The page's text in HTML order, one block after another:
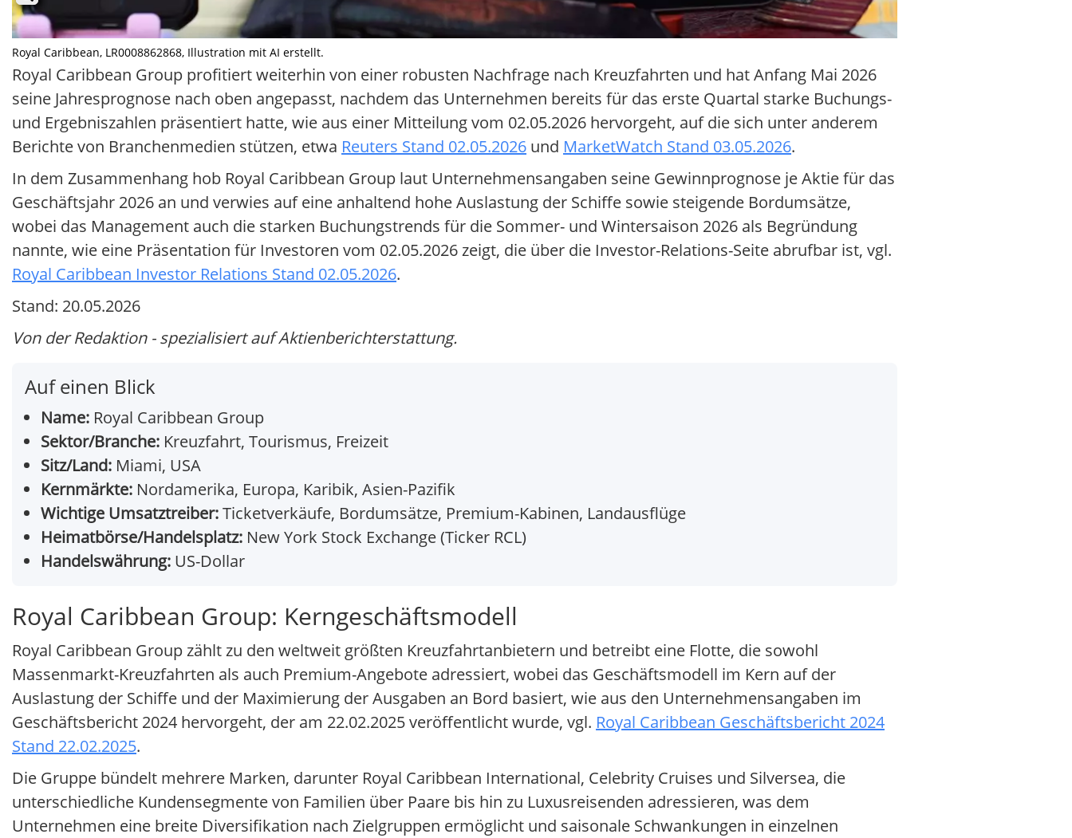
Royal Caribbean, LR0008862868, Illustration mit AI erstellt.
Royal Caribbean Group profitiert weiterhin von einer robusten Nachfrage nach Kreuzfahrten und hat Anfang Mai 2026
seine Jahresprognose nach oben angepasst, nachdem das Unternehmen bereits für das erste Quartal starke Buchungs-
und Ergebniszahlen präsentiert hatte, wie aus einer Mitteilung vom 02.05.2026 hervorgeht, auf die sich unter anderem
Berichte von Branchenmedien stützen, etwa Reuters Stand 02.05.2026 und MarketWatch Stand 03.05.2026.
In dem Zusammenhang hob Royal Caribbean Group laut Unternehmensangaben seine Gewinnprognose je Aktie für das
Geschäftsjahr 2026 an und verwies auf eine anhaltend hohe Auslastung der Schiffe sowie steigende Bordumsätze,
wobei das Management auch die starken Buchungstrends für die Sommer- und Wintersaison 2026 als Begründung
nannte, wie eine Präsentation für Investoren vom 02.05.2026 zeigt, die über die Investor-Relations-Seite abrufbar ist, vgl.
Royal Caribbean Investor Relations Stand 02.05.2026.
Stand: 20.05.2026
Von der Redaktion - spezialisiert auf Aktienberichterstattung.
Auf einen Blick
Name: Royal Caribbean Group
Sektor/Branche: Kreuzfahrt, Tourismus, Freizeit
Sitz/Land: Miami, USA
Kernmärkte: Nordamerika, Europa, Karibik, Asien-Pazifik
Wichtige Umsatztreiber:Ticketverkäufe, Bordumsätze, Premium-Kabinen, Landausflüge
Heimatbörse/Handelsplatz: New York Stock Exchange (Ticker RCL)
Handelswährung: US-Dollar
Royal Caribbean Group: Kerngeschäftsmodell
Royal Caribbean Group zählt zu den weltweit größten Kreuzfahrtanbietern und betreibt eine Flotte, die sowohl
Massenmarkt-Kreuzfahrten als auch Premium-Angebote adressiert, wobei das Geschäftsmodell im Kern auf der
Auslastung der Schiffe und der Maximierung der Ausgaben an Bord basiert, wie aus den Unternehmensangaben im
Geschäftsbericht 2024 hervorgeht, der am 22.02.2025 veröffentlicht wurde, vgl. Royal Caribbean Geschäftsbericht 2024
Stand 22.02.2025.
Die Gruppe bündelt mehrere Marken, darunter Royal Caribbean International, Celebrity Cruises und Silversea, die
unterschiedliche Kundensegmente von Familien über Paare bis hin zu Luxusreisenden adressieren, was dem
Unternehmen eine breite Diversifikation nach Zielgruppen ermöglicht und saisonale Schwankungen in einzelnen